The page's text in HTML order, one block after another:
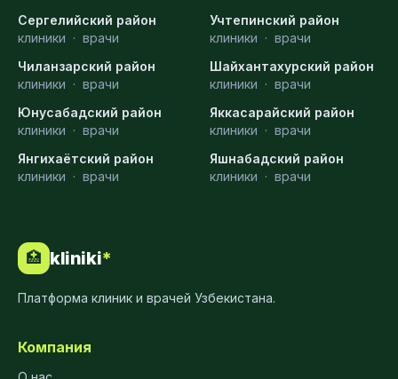
Сергелийский район
клиники · врачи
Учтепинский район
клиники · врачи
Чиланзарский район
клиники · врачи
Шайхантахурский район
клиники · врачи
Юнусабадский район
клиники · врачи
Яккасарайский район
клиники · врачи
Янгихаётский район
клиники · врачи
Яшнабадский район
клиники · врачи
🏥 kliniki*
Платформа клиник и врачей Узбекистана.
Компания